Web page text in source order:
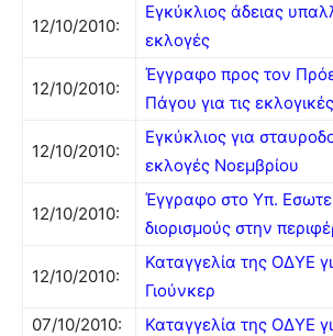
12/10/2010:
Εγκύκλιος άδειας
εκλογές
12/10/2010:
Έγγραφο προς τον
Πάγου για τις
12/10/2010:
Εγκύκλιος για
εκλογές Νοεμβρίου
12/10/2010:
Έγγραφο στο Υπ.
διορισμούς στην
12/10/2010:
Καταγγελία της ΟΔΥΕ
Γιούνκερ
07/10/2010:
Καταγγελία της ΟΔΥΕ